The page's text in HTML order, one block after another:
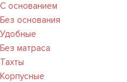
С основанием
Без основания
Удобные
Без матраса
Тахты
Корпусные